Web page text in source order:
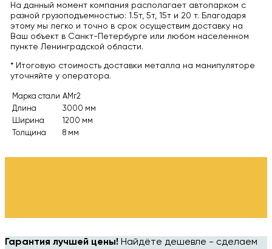
На данный момент компания располагает автопарком с
разной грузоподъемностью: 1.5т, 5т, 15т и 20 т. Благодаря
этому мы легко и точно в срок осуществим доставку на
Ваш объект в Санкт-Петербурге или любом населенном
пункте Ленинградской области.
* Итоговую стоимость доставки металла на манипуляторе
уточняйте у оператора.
Марка стали АМг2
Длина
3000 мм
Ширина
1200 мм
Толщина
8 мм
Гарантия лучшей цены! Найдёте дешевле - сделаем